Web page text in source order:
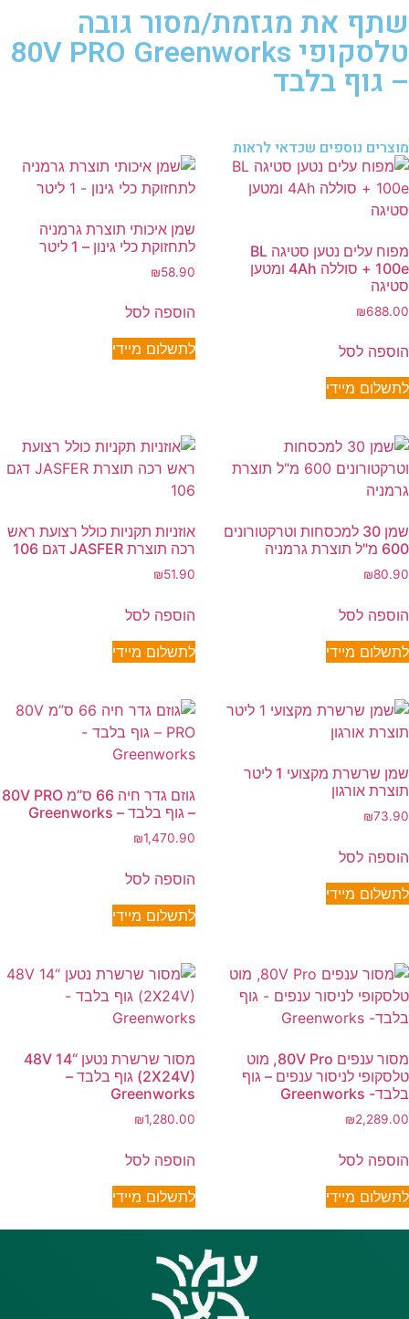
שתף את מגזמת/מסור גובה
טלסקופי 80V PRO Greenworks
– גוף בלבד
מוצרים נוספים שכדאי לראות
מפוח עלים נטען סטיגה BL
100e + סוללה 4Ah ומטען
סטיגה
₪688.00
הוספה לסל
לתשלום מיידי
שמן איכותי תוצרת גרמניה
לתחזוקת כלי גינון – 1 ליטר
₪58.90
הוספה לסל
לתשלום מיידי
שמן 30 למכסחות וטרקטורונים
600 מ"ל תוצרת גרמניה
₪80.90
הוספה לסל
לתשלום מיידי
אוזניות תקניות כולל רצועת ראש
רכה תוצרת JASFER דגם 106
₪51.90
הוספה לסל
לתשלום מיידי
שמן שרשרת מקצועי 1 ליטר
תוצרת אורגון
₪73.90
הוספה לסל
לתשלום מיידי
גוזם גדר חיה 66 ס”מ 80V PRO
– גוף בלבד – Greenworks
₪1,470.90
הוספה לסל
לתשלום מיידי
מסור ענפים 80V Pro, מוט
טלסקופי לניסור ענפים – גוף
בלבד- Greenworks
₪2,289.00
הוספה לסל
לתשלום מיידי
מסור שרשרת נטען “14 48V
(2X24V) גוף בלבד –
Greenworks
₪1,280.00
הוספה לסל
לתשלום מיידי